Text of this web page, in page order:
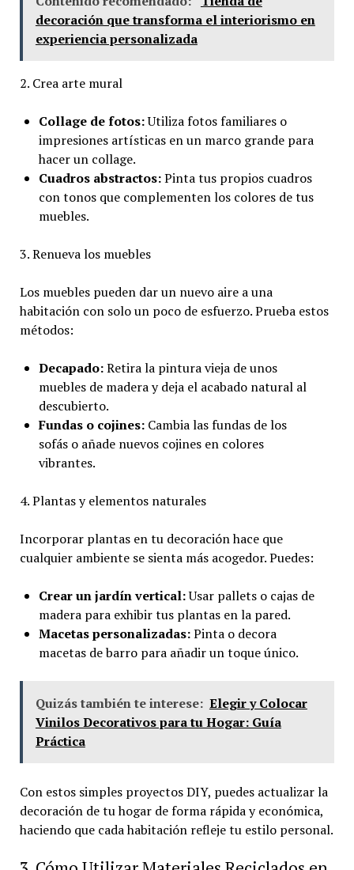
decoración que transforma el interiorismo en
experiencia personalizada
2. Crea arte mural
Collage de fotos:Utiliza fotos familiares o
impresiones artísticas en un marco grande para
hacer un collage.
Cuadros abstractos:Pinta tus propios cuadros
con tonos que complementen los colores de tus
muebles.
3. Renueva los muebles
Los muebles pueden dar un nuevo aire a una
habitación con solo un poco de esfuerzo. Prueba estos
métodos:
Decapado:Retira la pintura vieja de unos
muebles de madera y deja el acabado natural al
descubierto.
Fundas o cojines:Cambia las fundas de los
sofás o añade nuevos cojines en colores
vibrantes.
4. Plantas y elementos naturales
Incorporar plantas en tu decoración hace que
cualquier ambiente se sienta más acogedor. Puedes:
Crear un jardín vertical:Usar pallets o cajas de
madera para exhibir tus plantas en la pared.
Macetas personalizadas:Pinta o decora
macetas de barro para añadir un toque único.
Quizás también te interese: Elegir y Colocar
Vinilos Decorativos para tu Hogar: Guía
Práctica
Con estos simples proyectos DIY, puedes actualizar la
decoración de tu hogar de forma rápida y económica,
haciendo que cada habitación refleje tu estilo personal.